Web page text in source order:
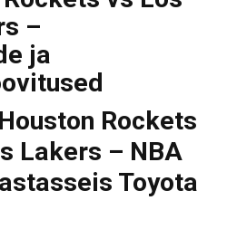
–
ja
Rockets
Lakers – NBA
Toyota